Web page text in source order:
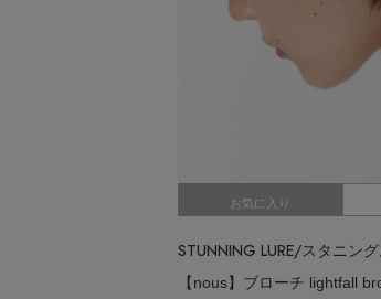
【ジュエリー】シルバーでクール
ボストンバッグ
ストール・マフラー・ケープ
帽子・イヤーマフ
スマートフォンケース・タブレ
すべてのアクセサリー
ピアス・イヤリング
アンクレット
すべてのランジェリー
バッグ・小物
水着・スイムウェア
お気に入り
STUNNING LURE/スタニン
【nous】ブローチ lightfall